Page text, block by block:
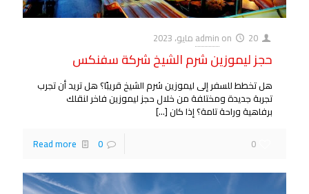
admin on 20 مايو، 2023
حجز ليموزين شرم الشيخ شركة سفنكس
هل تخطط للسفر إلى ليموزين شرم الشيخ قريبًا؟ هل تريد أن تجرب
تجربة جديدة ومختلفة من خلال حجز ليموزين فاخر لنقلك
برفاهية وراحة تامة؟ إذا كان[…]
0
0
Read more